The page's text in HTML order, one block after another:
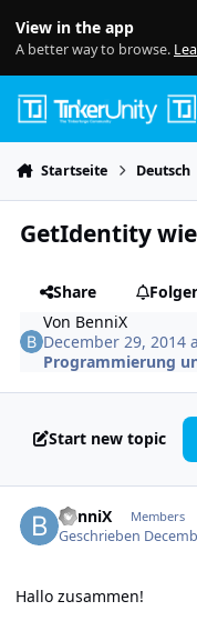
View in the app
A better way to browse.
Startseite Deutsch
GetIdentity
Share
Von BenniX
December 29, 2014
Programmierung
Start new topic
BenniX Members
Geschrieben
Hallo zusammen!